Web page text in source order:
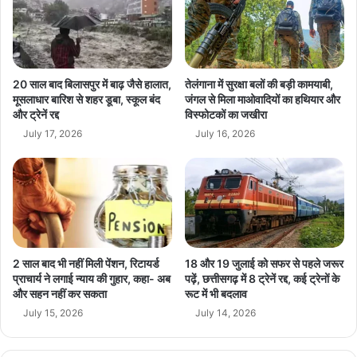
कि
या
डु
ग
डु
गी
ब
र
उ
द्घा
ट
न
क
ल
के
अ
त्या
धु
नि
का
ई
का
क
रें
गे
उ
द्घा
ट
20 साल बाद बिलासपुर में बाढ़ जैसे हालात,
मूसलाधार बारिश से शहर डूबा, स्कूल बंद
और ट्रेनें रद्द
July 17, 2026
तेलंगाना में सुरक्षा बलों की बड़ी कामयाबी,
जंगल से मिला माओवादियों का हथियार और
विस्फोटकों का जखीरा
July 16, 2026
2 साल बाद भी नहीं मिली पेंशन, रिटायर्ड
प्राचार्य ने लगाई न्याय की गुहार, कहा- अब
और सहन नहीं कर सकता
July 15, 2026
18 और 19 जुलाई को सफर से पहले जरूर
पढ़ें, छत्तीसगढ़ में 8 ट्रेनें रद्द, कई ट्रेनों के
रूट में भी बदलाव
July 14, 2026